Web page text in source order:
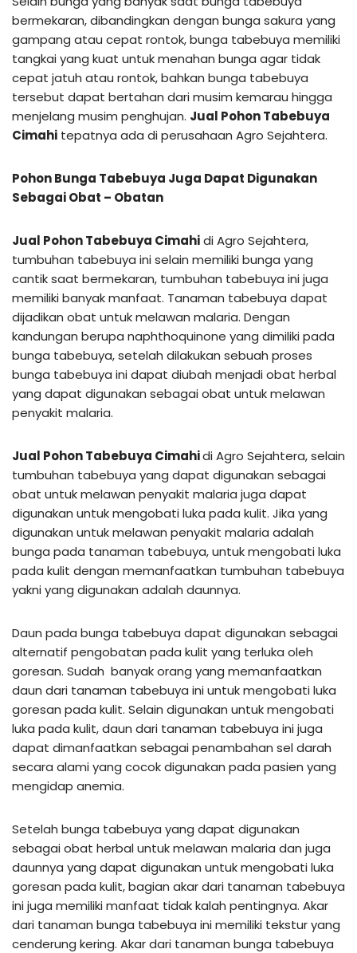
bermekaran, dibandingkan dengan bunga sakura yang
gampang atau cepat rontok, bunga tabebuya memiliki
tangkai yang kuat untuk menahan bunga agar tidak
cepat jatuh atau rontok, bahkan bunga tabebuya
tersebut dapat bertahan dari musim kemarau hingga
menjelang musim penghujan. Jual Pohon Tabebuya
Cimahi tepatnya ada di perusahaan Agro Sejahtera.
Pohon Bunga Tabebuya Juga Dapat Digunakan
Sebagai Obat – Obatan
Jual Pohon Tabebuya Cimahidi Agro Sejahtera,
tumbuhan tabebuya ini selain memiliki bunga yang
cantik saat bermekaran, tumbuhan tabebuya ini juga
memiliki banyak manfaat. Tanaman tabebuya dapat
dijadikan obat untuk melawan malaria. Dengan
kandungan berupa naphthoquinone yang dimiliki pada
bunga tabebuya, setelah dilakukan sebuah proses
bunga tabebuya ini dapat diubah menjadi obat herbal
yang dapat digunakan sebagai obat untuk melawan
penyakit malaria.
Jual Pohon Tabebuya Cimahidi Agro Sejahtera, selain
tumbuhan tabebuya yang dapat digunakan sebagai
obat untuk melawan penyakit malaria juga dapat
digunakan untuk mengobati luka pada kulit. Jika yang
digunakan untuk melawan penyakit malaria adalah
bunga pada tanaman tabebuya, untuk mengobati luka
pada kulit dengan memanfaatkan tumbuhan tabebuya
yakni yang digunakan adalah daunnya.
Daun pada bunga tabebuya dapat digunakan sebagai
alternatif pengobatan pada kulit yang terluka oleh
goresan. Sudah banyak orang yang memanfaatkan
daun dari tanaman tabebuya ini untuk mengobati luka
goresan pada kulit. Selain digunakan untuk mengobati
luka pada kulit, daun dari tanaman tabebuya ini juga
dapat dimanfaatkan sebagai penambahan sel darah
secara alami yang cocok digunakan pada pasien yang
mengidap anemia.
Setelah bunga tabebuya yang dapat digunakan
sebagai obat herbal untuk melawan malaria dan juga
daunnya yang dapat digunakan untuk mengobati luka
goresan pada kulit, bagian akar dari tanaman tabebuya
ini juga memiliki manfaat tidak kalah pentingnya. Akar
dari tanaman bunga tabebuya ini memiliki tekstur yang
cenderung kering. Akar dari tanaman bunga tabebuya